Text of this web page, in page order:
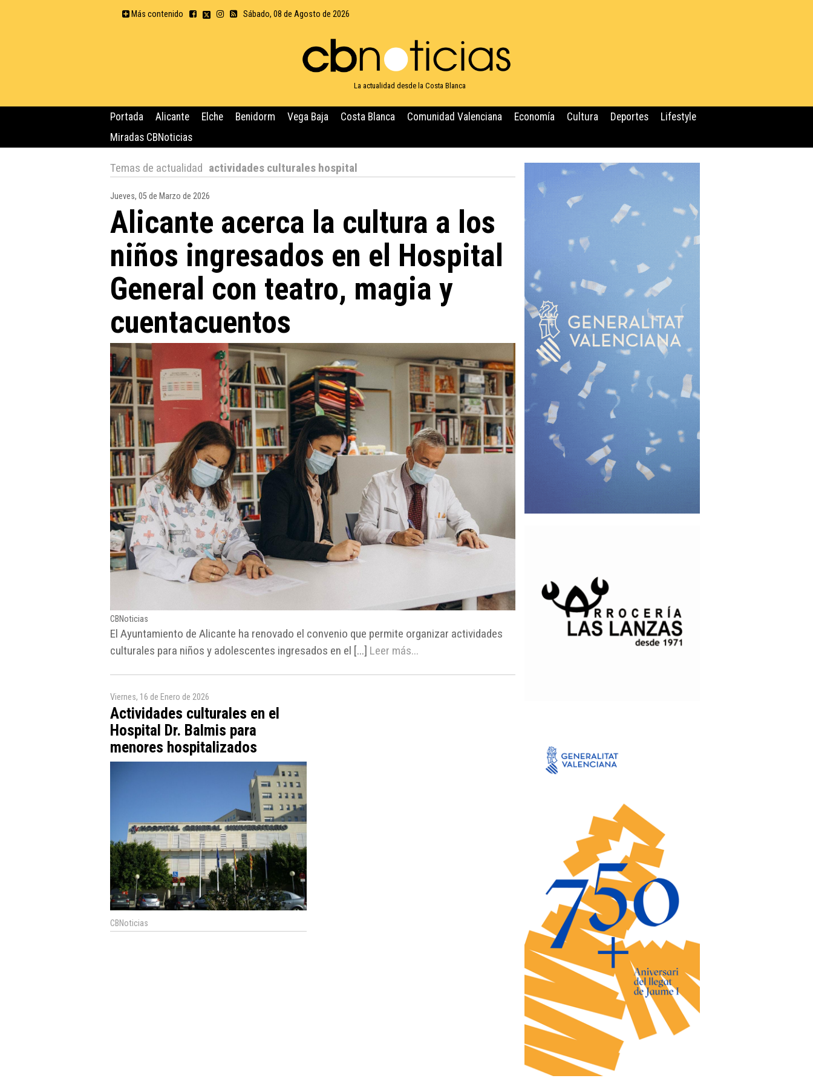
Más contenido Sábado, 08 de Agosto de 2026
La actualidad desde la Costa Blanca
Portada Alicante Elche Benidorm Vega Baja Costa Blanca Comunidad Valenciana Economía Cultura Deportes
Lifestyle
Miradas CBNoticias
Temas de actualidad actividades culturales hospital
Jueves, 05 de Marzo de 2026
Alicante acerca la cultura a los
niños ingresados en el Hospital
General con teatro, magia y
cuentacuentos
CBNoticias
El Ayuntamiento de Alicante ha renovado el convenio que permite organizar actividades
culturales para niños y adolescentes ingresados en el [...] Leer más...
Viernes, 16 de Enero de 2026
Actividades culturales en el
Hospital Dr. Balmis para
menores hospitalizados
CBNoticias